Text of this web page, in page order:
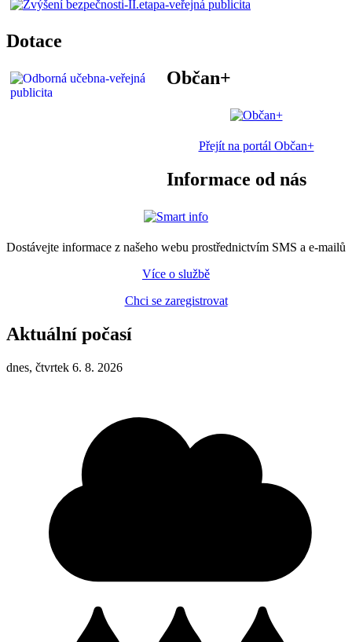
Dotace
Občan+
Přejít na portál Občan+
Informace od nás
Dostávejte informace z našeho webu prostřednictvím SMS a e-mailů
Více o službě
Chci se zaregistrovat
Aktuální počasí
dnes, čtvrtek 6. 8. 2026